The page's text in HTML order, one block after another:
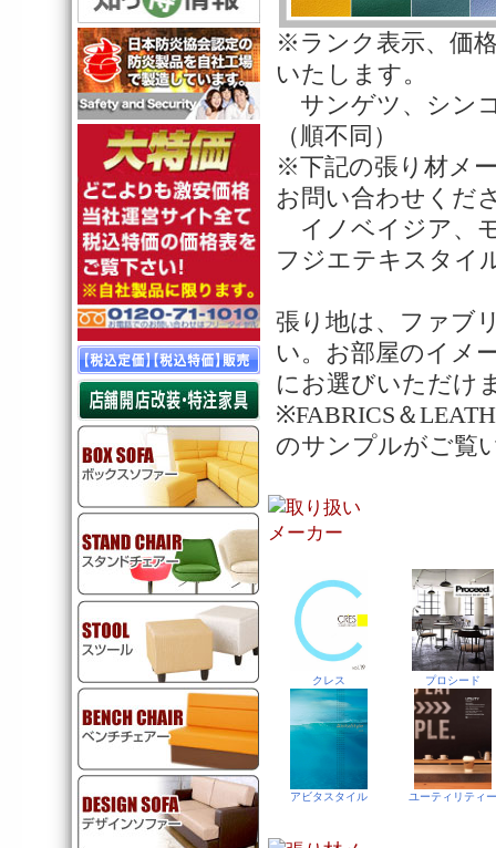
※ランク表示、価
いたします。
サンゲツ、シン
（順不同）
※下記の張り材メ
お問い合わせくだ
イノベイジア、
フジエテキスタイ
張り地は、ファブ
い。お部屋のイメ
にお選びいただけ
※FABRICS＆
のサンプルがご覧
クレス プロシード
アビタスタイル ユーティリティー